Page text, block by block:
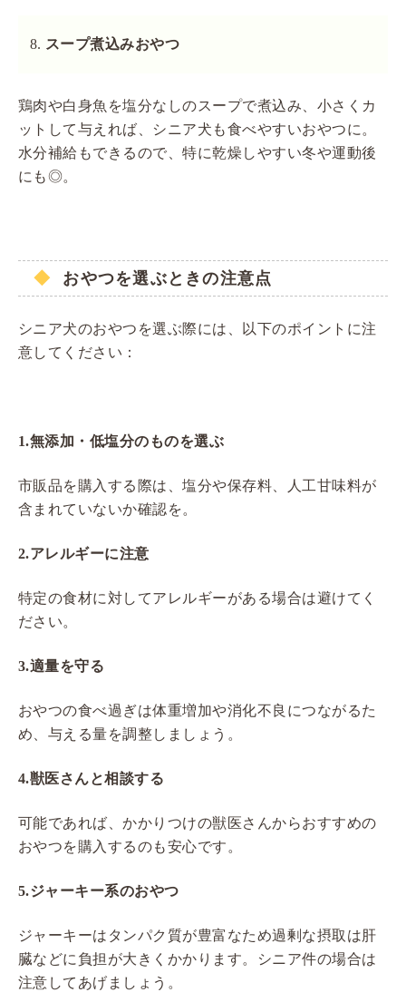
スープ煮込みおやつ
鶏肉や白身魚を塩分なしのスープで煮込み、小さくカ
ットして与えれば、シニア犬も食べやすいおやつに。
水分補給もできるので、特に乾燥しやすい冬や運動後
にも◎。
おやつを選ぶときの注意点
シニア犬のおやつを選ぶ際には、以下のポイントに注
意してください：
1.無添加・低塩分のものを選ぶ
市販品を購入する際は、塩分や保存料、人工甘味料が
含まれていないか確認を。
2.アレルギーに注意
特定の食材に対してアレルギーがある場合は避けてく
ださい。
3.適量を守る
おやつの食べ過ぎは体重増加や消化不良につながるた
め、与える量を調整しましょう。
4.獣医さんと相談する
可能であれば、かかりつけの獣医さんからおすすめの
おやつを購入するのも安心です。
5.ジャーキー系のおやつ
ジャーキーはタンパク質が豊富なため過剰な摂取は肝
臓などに負担が大きくかかります。シニア件の場合は
注意してあげましょう。